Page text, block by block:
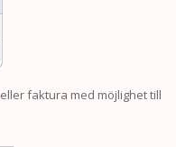
faktura med möjlighet till